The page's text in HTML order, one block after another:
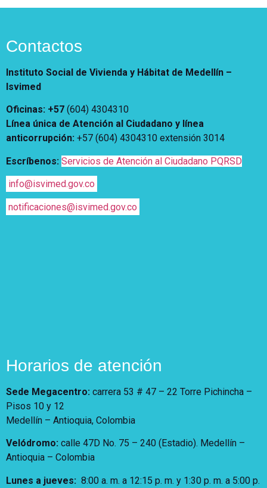
familiar
Arrendamiento temporal
Edificaciones – C0
Acompañamiento Social
OPV-JVC
Nosotros
¿Qué es el ISVIMED?
Plan de Desarrollo
Directorio de servidores
Encuesta de Percepción
Opciones de accesibilidad
A+ A A-
Tamaño de la
fuente
Contraste
Centro de relevo
Más Información sobre Accesibilidad
Contactos
Instituto Social de Vivienda y Hábitat de Medellín –
Isvimed
Oficinas: +57 (604) 4304310
Línea única de Atención al Ciudadano y línea
anticorrupción: +57 (604) 4304310 extensión 3014
Escríbenos: Servicios de Atención al Ciudadano PQRSD
info@isvimed.gov.co
notificaciones@isvimed.gov.co
Horarios de atención
Sede Megacentro: carrera 53 # 47 – 22 Torre Pichincha –
Pisos 10 y 12
Medellín – Antioquia, Colombia
Velódromo: calle 47D No. 75 – 240 (Estadio). Medellín –
Antioquia – Colombia
Lunes a jueves: 8:00 a. m. a 12:15 p. m. y 1:30 p. m. a 5:00 p.